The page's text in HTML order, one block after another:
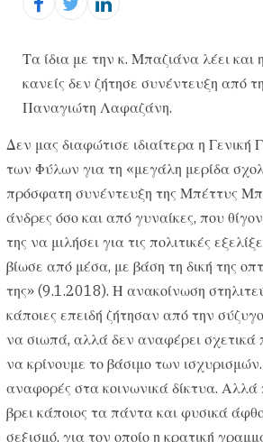
Τα ίδια με την κ. Μπαζιάνα λέει
κανείς δεν ζήτησε συνέντευξη από
Παναγιώτη Λαφαζάνη.
Δεν μας διαφώτισε ιδιαίτερα η Γενική
των Φύλων για τη «μεγάλη μερίδα
πρόσφατη συνέντευξη της Μπέττυς
άνδρες όσο και από γυναίκες, που
της να μιλήσει για τις πολιτικές
βίωσε από μέσα, με βάση τη δική της
της» (9.1.2018). Η ανακοίνωση
κάποιες επειδή ζήτησαν από την
να σιωπά, αλλά δεν αναφέρει σχετικά
να κρίνουμε το βάσιμο των
αναφορές στα κοινωνικά δίκτυα. Αλλά
βρει κάποιος τα πάντα και φυσικά
σεξισμό, για τον οποίο η κρατική